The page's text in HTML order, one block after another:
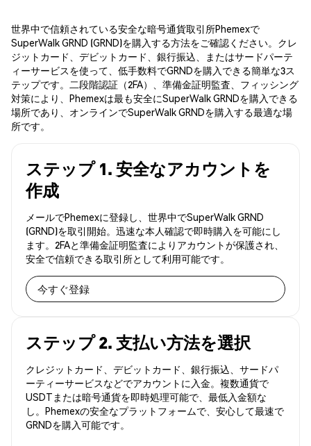
世界中で信頼されている安全な暗号通貨取引所Phemexで
SuperWalk GRND (GRND)を購入する方法をご確認ください。クレ
ジットカード、デビットカード、銀行振込、またはサードパーテ
ィーサービスを使って、低手数料でGRNDを購入できる簡単な3ス
テップです。二段階認証（2FA）、準備金証明監査、フィッシング
対策により、Phemexは最も安全にSuperWalk GRNDを購入できる
場所であり、オンラインでSuperWalk GRNDを購入する最適な場
所です。
ステップ 1. 安全なアカウントを
作成
メールでPhemexに登録し、世界中でSuperWalk GRND
(GRND)を取引開始。迅速な本人確認で即時購入を可能にし
ます。2FAと準備金証明監査によりアカウントが保護され、
安全で信頼できる取引所として利用可能です。
今すぐ登録
ステップ 2. 支払い方法を選択
クレジットカード、デビットカード、銀行振込、サードパ
ーティーサービスなどでアカウントに入金。複数通貨で
USDTまたは暗号通貨を即時処理可能で、最低入金額な
し。Phemexの安全なプラットフォームで、安心して最速で
GRNDを購入可能です。